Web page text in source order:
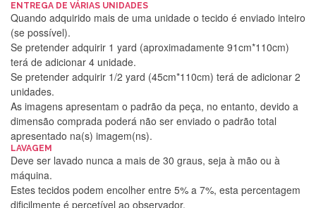
ENTREGA DE VÁRIAS UNIDADES
Quando adquirido mais de uma unidade o tecido é enviado inteiro
(se possível).
Se pretender adquirir 1 yard (aproximadamente 91cm*110cm)
terá de adicionar 4 unidade.
Se pretender adquirir 1/2 yard (45cm*110cm) terá de adicionar 2
unidades.
As imagens apresentam o padrão da peça, no entanto, devido a
dimensão comprada poderá não ser enviado o padrão total
apresentado na(s) imagem(ns).
LAVAGEM
Deve ser lavado nunca a mais de 30 graus, seja à mão ou à
máquina.
Estes tecidos podem encolher entre 5% a 7%, esta percentagem
dificilmente é percetível ao observador.